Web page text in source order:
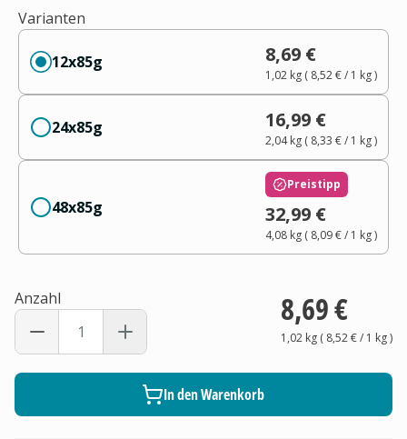
Varianten
12x85g 8,69 €
1,02 kg( 8,52 €/ 1 kg)
24x85g 16,99 €
2,04 kg( 8,33 €/ 1 kg)
48x85g
Preistipp
32,99 €
4,08 kg( 8,09 €/ 1 kg)
Anzahl 8,69 €
1,02 kg( 8,52 €/ 1 kg)
In den Warenkorb